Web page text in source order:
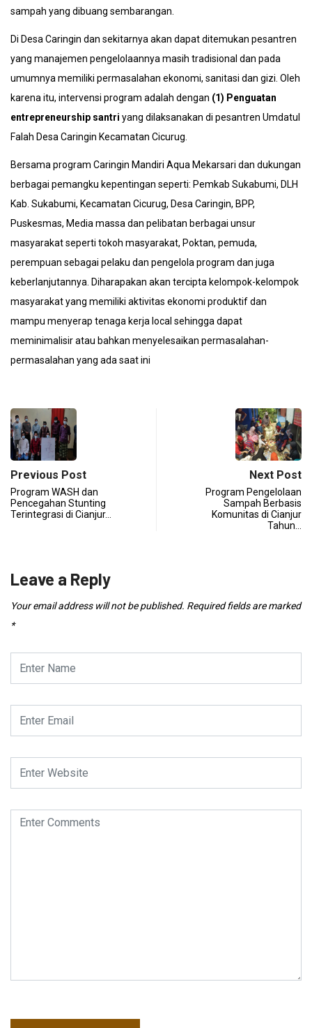
sampah yang dibuang sembarangan.
Di Desa Caringin dan sekitarnya akan dapat ditemukan pesantren
yang manajemen pengelolaannya masih tradisional dan pada
umumnya memiliki permasalahan ekonomi, sanitasi dan gizi. Oleh
karena itu, intervensi program adalah dengan (1) Penguatan
entrepreneurship santri yang dilaksanakan di pesantren Umdatul
Falah Desa Caringin Kecamatan Cicurug.
Bersama program Caringin Mandiri Aqua Mekarsari dan dukungan
berbagai pemangku kepentingan seperti: Pemkab Sukabumi, DLH
Kab. Sukabumi, Kecamatan Cicurug, Desa Caringin, BPP,
Puskesmas, Media massa dan pelibatan berbagai unsur
masyarakat seperti tokoh masyarakat, Poktan, pemuda,
perempuan sebagai pelaku dan pengelola program dan juga
keberlanjutannya. Diharapakan akan tercipta kelompok-kelompok
masyarakat yang memiliki aktivitas ekonomi produktif dan
mampu menyerap tenaga kerja local sehingga dapat
meminimalisir atau bahkan menyelesaikan permasalahan-
permasalahan yang ada saat ini
Previous Post
Program WASH dan
Pencegahan Stunting
Terintegrasi di Cianjur…
Next Post
Program Pengelolaan
Sampah Berbasis
Komunitas di Cianjur
Tahun…
Leave a Reply
Your email address will not be published. Required fields are marked
*